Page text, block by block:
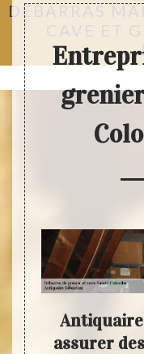
DÉBARRAS
CAVE ET
assurer